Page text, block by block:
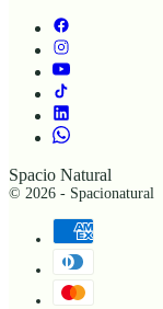
Spacio Natural
© 2026 - Spacionatural